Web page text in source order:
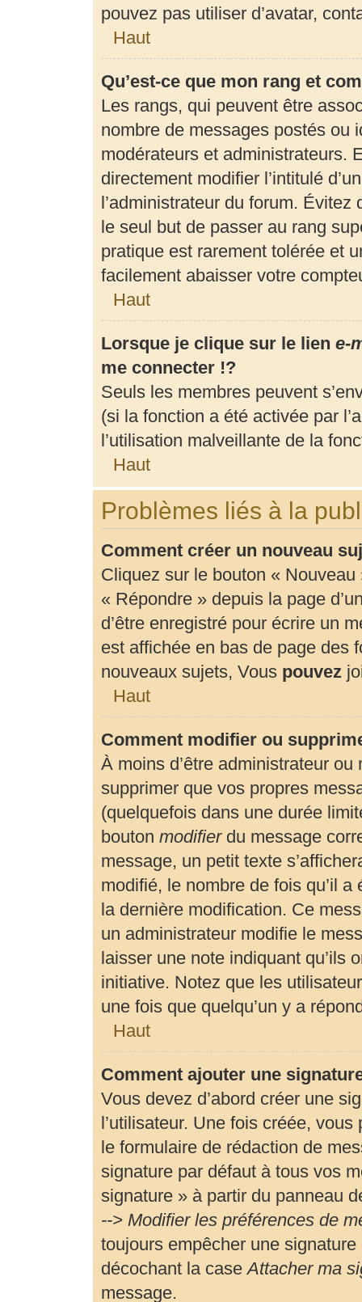
pouvez pas utiliser d’avatar,
Haut
Qu’est-ce que mon rang et
Les rangs, qui peuvent être
nombre de messages postés ou
modérateurs et administrateurs.
directement modifier l’intitulé
l’administrateur du forum.
le seul but de passer au rang
pratique est rarement tolérée et
facilement abaisser votre
Haut
Lorsque je clique sur le lien e-
me connecter !?
Seuls les membres peuvent
(si la fonction a été activée par
l’utilisation malveillante de la
Haut
Problèmes liés à la
Comment créer un nouveau
Cliquez sur le bouton « Nouveau
« Répondre » depuis la page
d’être enregistré pour écrire un
est affichée en bas de page des
nouveaux sujets, Vous pouvez
Haut
Comment modifier ou
À moins d’être administrateur
supprimer que vos propres
(quelquefois dans une durée
bouton modifierdu message
message, un petit texte
modifié, le nombre de fois qu’il
la dernière modification. Ce
un administrateur modifie le
laisser une note indiquant qu’ils
initiative. Notez que les
une fois que quelqu’un y a
Haut
Comment ajouter une
Vous devez d’abord créer une
l’utilisateur. Une fois créée,
le formulaire de rédaction de
signature par défaut à tous vos
signature » à partir du panneau
--> Modifier les préférences de
toujours empêcher une
décochant la caseAttacher ma
message.